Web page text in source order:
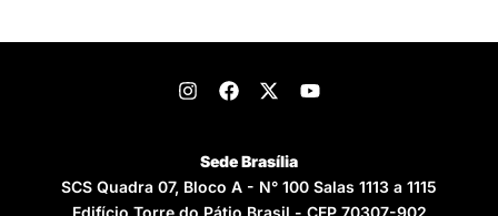
Sede Brasília
SCS Quadra 07, Bloco A - N° 100 Salas 1113 a 1115
Edifício Torre do Pátio Brasil - CEP 70307-902